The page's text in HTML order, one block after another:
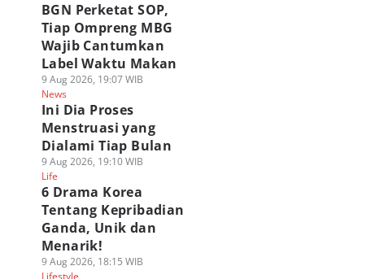
BGN Perketat SOP,
Tiap Ompreng MBG
Wajib Cantumkan
Label Waktu Makan
9 Aug 2026, 19:07 WIB
News
Ini Dia Proses
Menstruasi yang
Dialami Tiap Bulan
9 Aug 2026, 19:10 WIB
Life
6 Drama Korea
Tentang Kepribadian
Ganda, Unik dan
Menarik!
9 Aug 2026, 18:15 WIB
Lifestyle